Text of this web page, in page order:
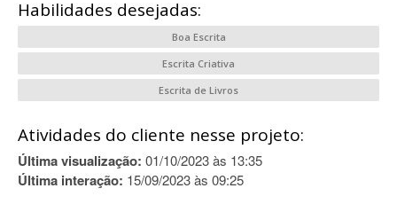
Habilidades desejadas:
Boa Escrita
Escrita Criativa
Escrita de Livros
Atividades do cliente nesse projeto:
Última visualização: 01/10/2023 às 13:35
Última interação: 15/09/2023 às 09:25